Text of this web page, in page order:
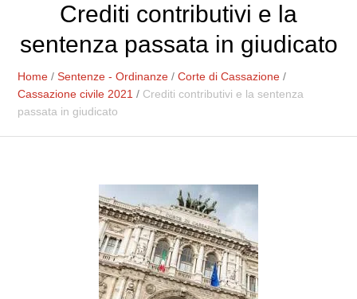
Crediti contributivi e la
sentenza passata in giudicato
Home /Sentenze - Ordinanze /Corte di Cassazione /
Cassazione civile 2021 / Crediti contributivi e la sentenza
passata in giudicato